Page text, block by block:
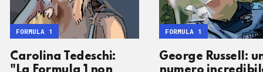
Carolina Tedeschi:
FORMULA 1
George Russell:
FORMULA 1